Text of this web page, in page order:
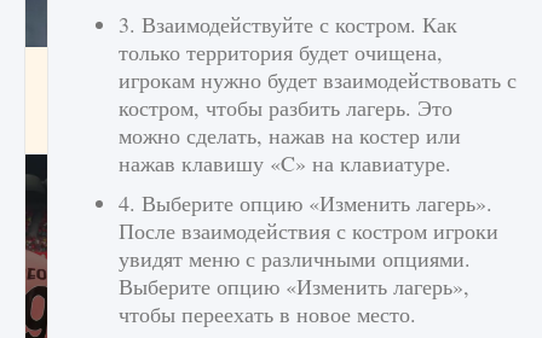
Все новые функции в режиме карьеры EA
3. Взаимодействуйте с костром. Как
только территория будет очищена,
игрокам нужно будет взаимодействовать с
костром, чтобы разбить лагерь. Это
можно сделать, нажав на костер или
нажав клавишу «C» на клавиатуре.
4. Выберите опцию «Изменить лагерь».
После взаимодействия с костром игроки
увидят меню с различными опциями.
Выберите опцию «Изменить лагерь»,
чтобы переехать в новое место.